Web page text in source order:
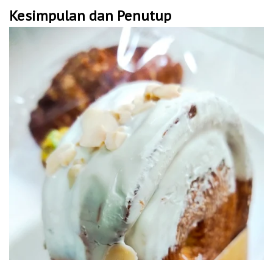
Kesimpulan dan Penutup